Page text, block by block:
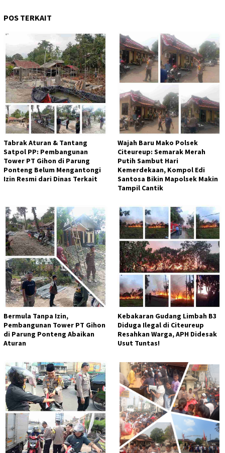
POS TERKAIT
Tabrak Aturan & Tantang
Satpol PP: Pembangunan
Tower PT Gihon di Parung
Ponteng Belum Mengantongi
Izin Resmi dari Dinas Terkait
Wajah Baru Mako Polsek
Citeureup: Semarak Merah
Putih Sambut Hari
Kemerdekaan, Kompol Edi
Santosa Bikin Mapolsek Makin
Tampil Cantik
Bermula Tanpa Izin,
Pembangunan Tower PT Gihon
di Parung Ponteng Abaikan
Aturan
Kebakaran Gudang Limbah B3
Diduga Ilegal di Citeureup
Resahkan Warga, APH Didesak
Usut Tuntas!